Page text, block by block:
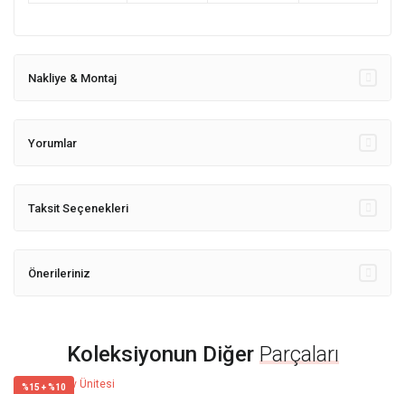
Nakliye & Montaj
Yorumlar
Taksit Seçenekleri
Önerileriniz
Koleksiyonun Diğer Parçaları
%15 + %10